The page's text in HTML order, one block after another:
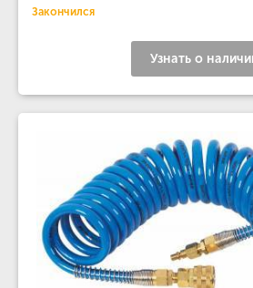
Закончился
Узнать о